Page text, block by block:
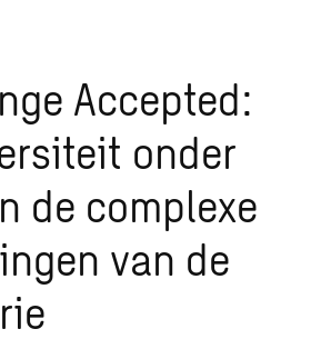
Accepted:
onder
de complexe
van de